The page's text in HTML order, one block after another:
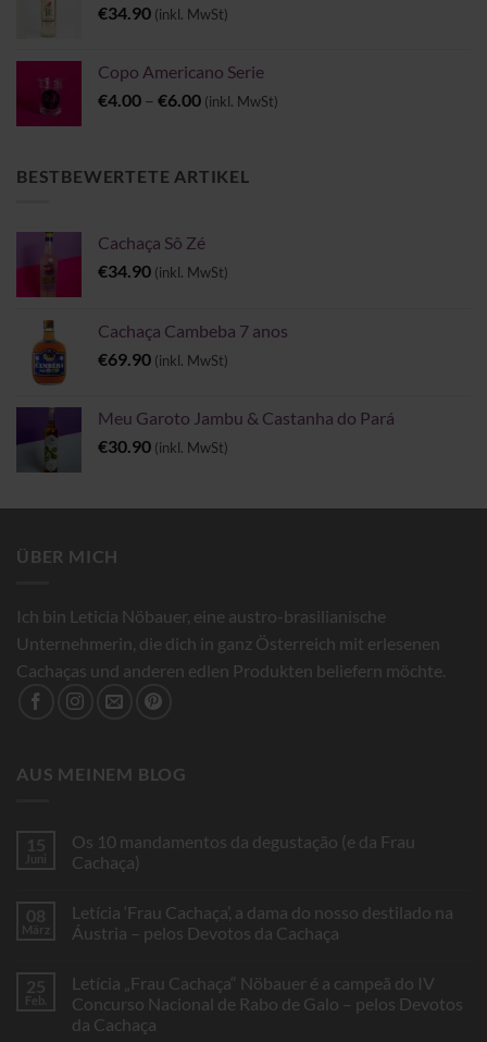
€34.90 (inkl. MwSt)
Copo Americano Serie
€4.00 – €6.00Preisspanne:
€6.00
(inkl. MwSt)
BESTBEWERTETE ARTIKEL
Cachaça Sô Zé
€34.90 (inkl. MwSt)
Cachaça Cambeba 7 anos
€69.90 (inkl. MwSt)
Meu Garoto Jambu & Castanha do Pará
€30.90 (inkl. MwSt)
ÜBER MICH
Ich bin Leticia Nöbauer, eine austro-brasilianische
Unternehmerin, die dich in ganz Österreich mit erlesenen
Cachaças und anderen edlen Produkten beliefern möchte.
AUS MEINEM BLOG
15
Juni
Os 10 mandamentos da degustação (e da Frau
Cachaça)
zu
Os
10
degustação
(e
da
Frau
08
März
Letícia ‘Frau Cachaça’, a dama do nosso destilado na
Áustria – pelos Devotos da Cachaça
zu
Letícia
‘Frau
Cachaça’,
25
Feb.
Letícia „Frau Cachaça“ Nöbauer é a campeã do IV
Concurso Nacional de Rabo de Galo – pelos Devotos
da Cachaça